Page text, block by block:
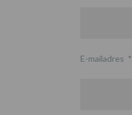
E-mailadres *